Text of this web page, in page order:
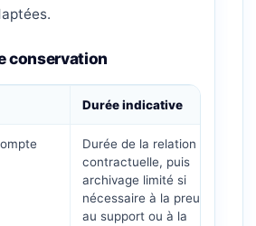
conservation
Durée indicative
Durée de la relation
contractuelle, puis
archivage limité si
nécessaire à la preuve,
au support ou à la